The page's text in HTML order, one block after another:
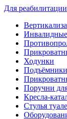
Для реабилитации
Инвалидные
Ходунки
Поручни
Кресла-
Стулья